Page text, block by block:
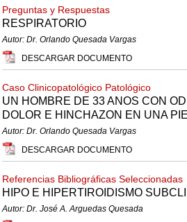
Preguntas y Respuestas
RESPIRATORIO
Autor: Dr. Orlando Quesada Vargas
DESCARGAR DOCUMENTO
Caso Clinicopatológico Patológico
UN HOMBRE DE 33 ANOS CON
DOLOR E HINCHAZON EN UNA
Autor: Dr. Orlando Quesada Vargas
DESCARGAR DOCUMENTO
Referencias Bibliográficas Seleccionadas
HIPO E HIPERTIROIDISMO
Autor: Dr. José A. Arguedas Quesada